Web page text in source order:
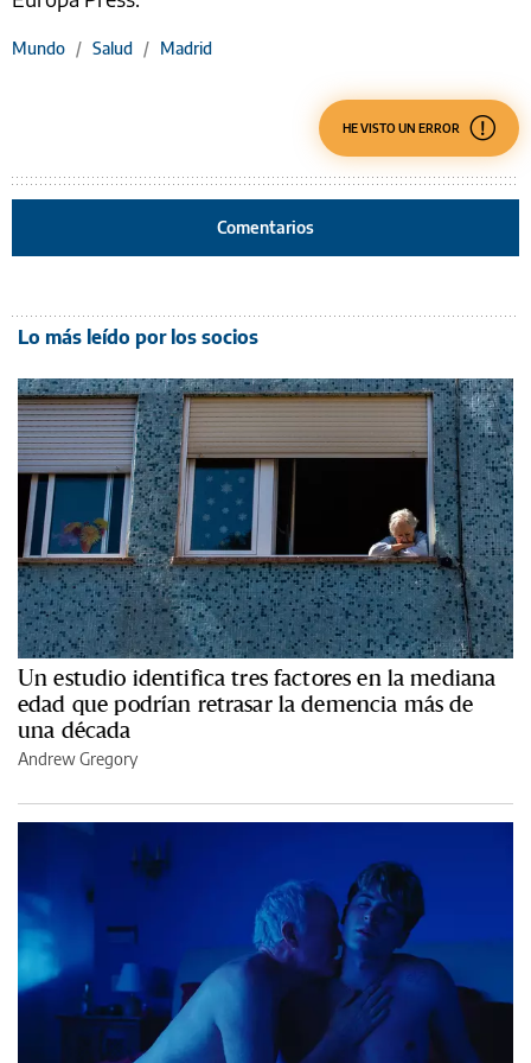
Mundo / Salud / Madrid
HE VISTO UN ERROR
Comentarios
Lo más leído por los socios
Un estudio identifica tres factores en la mediana
edad que podrían retrasar la demencia más de
una década
Andrew Gregory